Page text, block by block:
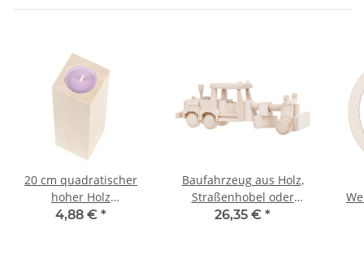
20 cm quadratischer
hoher Holz
Kerzenständer
4,88 € *
Baufahrzeug aus Holz,
Straßenhobel oder
Grader, 39 × 9 × 14 cm
26,35 € *